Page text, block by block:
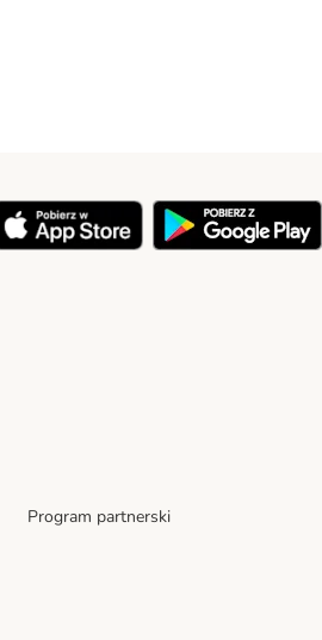
Program partnerski